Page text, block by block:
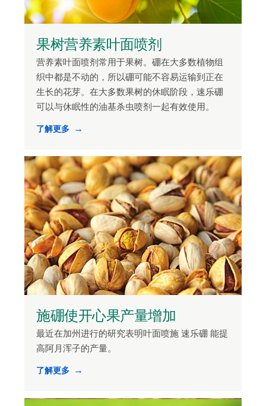
果树营养素叶面喷剂
营养素叶面喷剂常用于果树。硼在大多数植物组
织中都是不动的，所以硼可能不容易运输到正在
生长的花芽。在大多数果树的休眠阶段，速乐硼
可以与休眠性的油基杀虫喷剂一起有效使用。
了解更多
施硼使开心果产量增加
最近在加州进行的研究表明叶面喷施 速乐硼 能提
高阿月浑子的产量。
了解更多